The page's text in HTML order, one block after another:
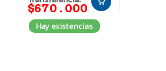
$670.000
Hay existencias